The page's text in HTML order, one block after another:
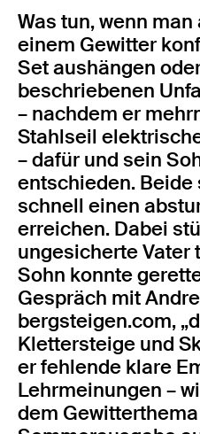
Was tun, wenn
einem Gewitter
Set aushängen
beschriebenen
– nachdem er
Stahlseil
– dafür und sein
entschieden. Beide
schnell einen
erreichen. Dabei
ungesicherte Vater
Sohn konnte
Gespräch mit
bergsteigen.com,
Klettersteige und
er fehlende klare
Lehrmeinungen –
dem